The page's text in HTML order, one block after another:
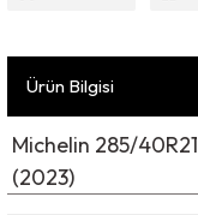
Ürün Bilgisi
Michelin 285/
(2023)